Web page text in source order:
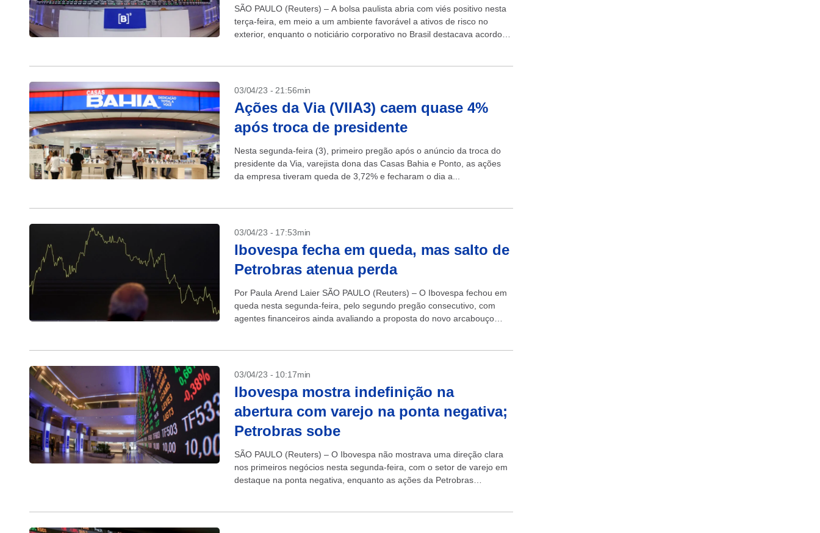
SÃO PAULO (Reuters) – A bolsa paulista abria com viés positivo nesta
terça-feira, em meio a um ambiente favorável a ativos de risco no
exterior, enquanto o noticiário corporativo no Brasil destacava acordo
03/04/23 - 21:56min
Ações da Via (VIIA3) caem quase 4%
após troca de presidente
Nesta segunda-feira (3), primeiro pregão após o anúncio da troca do
presidente da Via, varejista dona das Casas Bahia e Ponto, as ações
da empresa tiveram queda de 3,72% e fecharam o dia a...
03/04/23 - 17:53min
Ibovespa fecha em queda, mas salto de
Petrobras atenua perda
Por Paula Arend Laier SÃO PAULO (Reuters) – O Ibovespa fechou em
queda nesta segunda-feira, pelo segundo pregão consecutivo, com
agentes financeiros ainda avaliando a proposta do novo arcabouço
03/04/23 - 10:17min
Ibovespa mostra indefinição na
abertura com varejo na ponta negativa;
Petrobras sobe
SÃO PAULO (Reuters) – O Ibovespa não mostrava uma direção clara
nos primeiros negócios nesta segunda-feira, com o setor de varejo em
destaque na ponta negativa, enquanto as ações da Petrobras